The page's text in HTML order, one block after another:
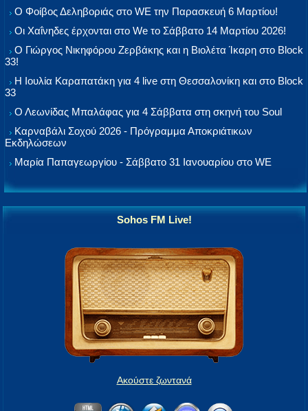
Ο Φοίβος Δεληβοριάς στο WE την Παρασκευή 6 Μαρτίου!
Οι Χαΐνηδες έρχονται στο We το Σάββατο 14 Μαρτίου 2026!
Ο Γιώργος Νικηφόρου Ζερβάκης και η Βιολέτα Ίκαρη στο Block
33!
Η Ιουλία Καραπατάκη για 4 live στη Θεσσαλονίκη και στο Block
33
Ο Λεωνίδας Μπαλάφας για 4 Σάββατα στη σκηνή του Soul
Καρναβάλι Σοχού 2026 - Πρόγραμμα Αποκριάτικων
Εκδηλώσεων
Μαρία Παπαγεωργίου - Σάββατο 31 Ιανουαρίου στο WE
Sohos FM Live!
Ακούστε ζωντανά